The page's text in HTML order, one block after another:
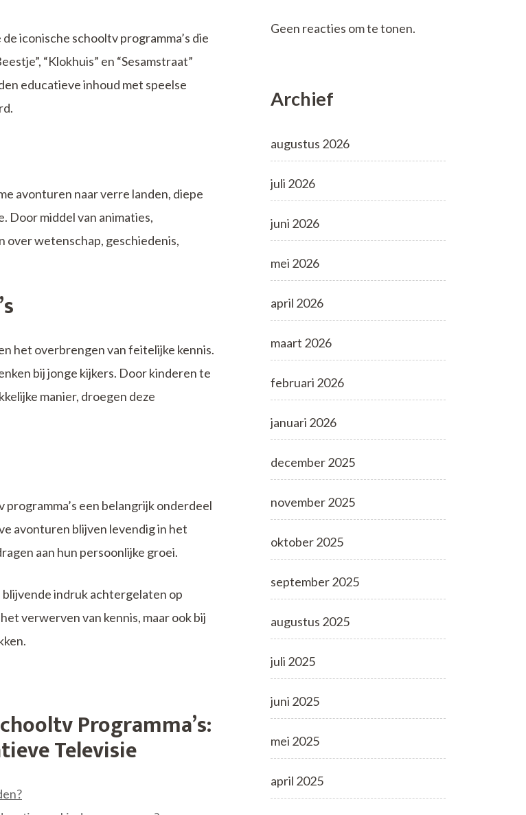
iconische schooltv programma’s die
“Klokhuis” en “Sesamstraat”
educatieve inhoud met speelse
avonturen naar verre landen, diepe
Door middel van animaties,
wetenschap, geschiedenis,
het overbrengen van feitelijke kennis.
bij jonge kijkers. Door kinderen te
manier, droegen deze
een belangrijk onderdeel
avonturen blijven levendig in het
aan hun persoonlijke groei.
indruk achtergelaten op
verwerven van kennis, maar ook bij
Programma’s:
Televisie
Geen reacties om te tonen.
Archief
augustus 2026
juli 2026
juni 2026
mei 2026
april 2026
maart 2026
februari 2026
januari 2026
december 2025
november 2025
oktober 2025
september 2025
augustus 2025
juli 2025
juni 2025
mei 2025
april 2025